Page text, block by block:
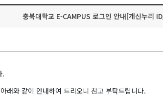
충북대학교 E-CAMPUS 로그인 안내[개신누리
.
래와 같이 안내하여 드리오니 참고 부탁드립니다.